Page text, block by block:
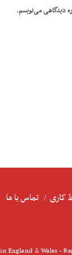
دیدگاهی می‌نویسم.
کاری تماس با ما
& Wales -